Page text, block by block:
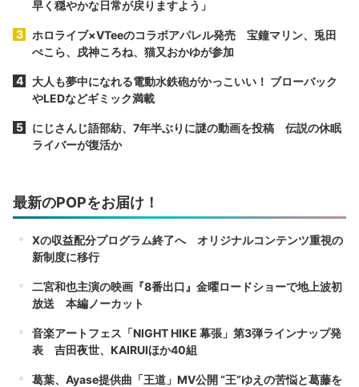
早く穏やかな日常が戻りますよう」
ホロライブ×VTeeのコラボアパレル発売 宝鐘マリン、兎田
ぺこら、戌神ころね、猫又おかゆが参加
大人も夢中になれる電動水鉄砲がかっこいい！ ブローバック
やLEDなどギミック満載
にじさんじ語部紡、7年半ぶりに謎の動画を投稿 伝説の休眠
ライバーが復活か
最新のPOPをお届け！
Xの収益配分プログラム終了へ オリジナルコンテンツ重視の
新制度に移行
二宮和也主演の映画『8番出口』金曜ロードショーで地上波初
放送 本編ノーカット
音楽アートフェス「NIGHT HIKE 幕張」第3弾ラインナップ発
表 吉田夜世、KAIRUIほか40組
葛葉、Ayase提供曲「王道」MV公開 “王”ゆえの苦悩と葛藤を